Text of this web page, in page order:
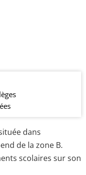
dans
de la zone B.
scolaires sur son